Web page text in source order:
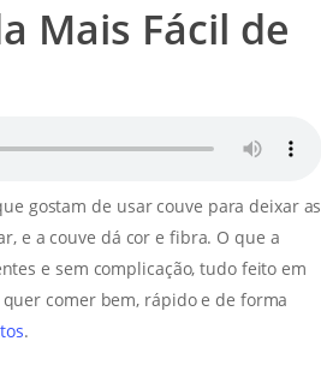
Mais Fácil de
gostam de usar couve para deixar as
e a couve dá cor e fibra. O que a
e sem complicação, tudo feito em
comer bem, rápido e de forma
.